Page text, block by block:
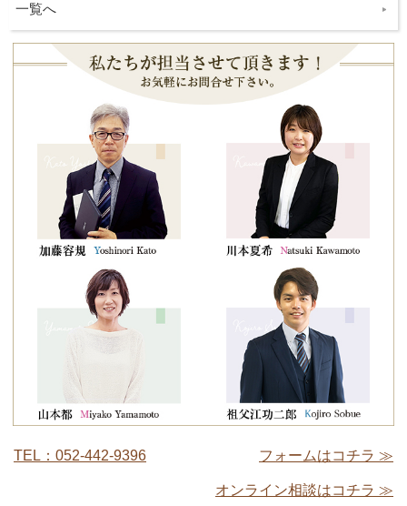
一覧へ
TEL：052-442-9396 フォームはコチラ ≫
オンライン相談はコチラ ≫